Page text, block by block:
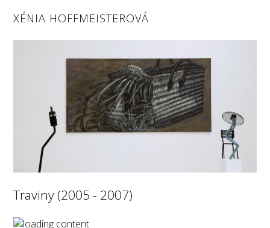
XÉNIA HOFFMEISTEROVÁ
Traviny (2005 - 2007)